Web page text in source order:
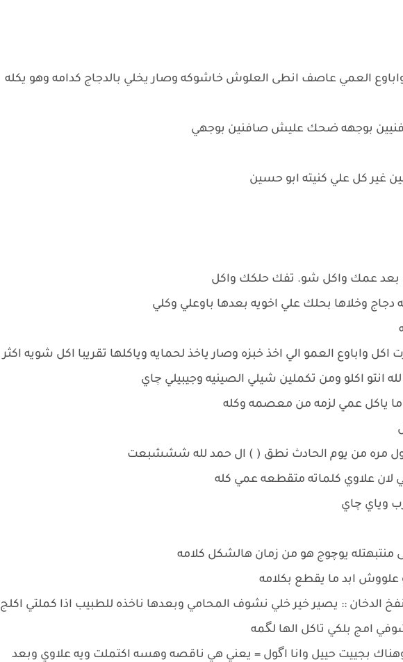
العمي عاصف انطى العلوش خاشوكه وصار يخلي بالدجاج كدامه وهو يكله
بوجهه ضحك عليش صافنين بوجهي
غير كل علي كنيته ابو حسين
بعد عمك واكل شو. تفك حلكك واكل
وخلاها بحلك علي اخويه بعدها باوعلي وكلي
واباوع العمو الي اخذ خبزه وصار ياخذ لحمايه وياكلها تقريبا اكل شويه اكثر
انتو اكلو ومن تكملين شيلي الصينيه وجيبيلي چاي
ياكل عمي لزمه من معصمه وكله
اول مره من يوم الحادث نطق ( ) ال حمد لله شششبعت
لان علاوي كلماته متقطعه عمي كله
وياي چاي
منتبهتله يوچوج هو من زمان هالشكل كلامه
علووش ابد ما يقطع بكلامه
:: يصير خير خلي نشوف المحامي وبعدها ناخذه للطبيب اذا كملتي اكلج
امج بلكي تاكل الها لگمه
بجييت حييل وانا اگول = يعني هي ناقصه وهسه اكتملت ويه علاوي وبعد